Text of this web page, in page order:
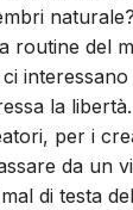
routine del
la
per i
da un
di testa